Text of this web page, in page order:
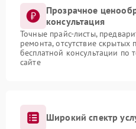
Прозрачное
консультация
Точные прайс-листы,
ремонта, отсутствие скрытых
бесплатной консультации по
сайте
Широкий спектр